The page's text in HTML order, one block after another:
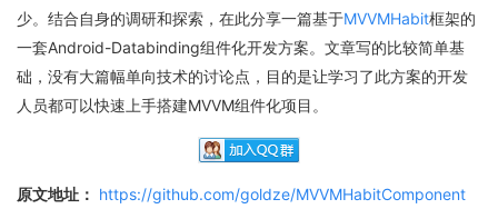
少。结合自身的调研和探索，在此分享一篇基于MVVMHabit框架的
一套Android-Databinding组件化开发方案。文章写的比较简单基
础，没有大篇幅单向技术的讨论点，目的是让学习了此方案的开发
人员都可以快速上手搭建MVVM组件化项目。
原文地址： https://github.com/goldze/MVVMHabitComponent